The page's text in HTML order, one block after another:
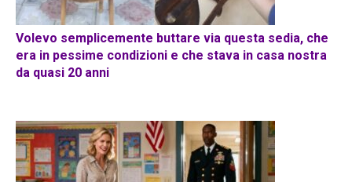
Volevo semplicemente buttare via questa sedia, che
era in pessime condizioni e che stava in casa nostra
da quasi 20 anni